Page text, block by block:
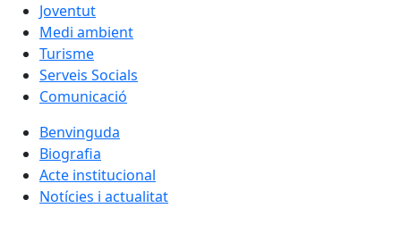
Joventut
Medi ambient
Turisme
Serveis Socials
Comunicació
Benvinguda
Biografia
Acte institucional
Notícies i actualitat